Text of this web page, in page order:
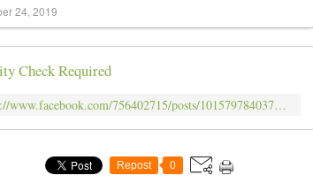
24, 2019
Check Required
https://www.facebook.com/756402715/posts/10157978403797716/
Repost 0